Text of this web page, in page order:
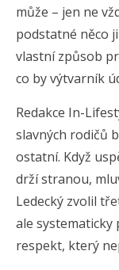
může – jen ne
podstatné něco
vlastní způsob
co by výtvarník
Redakce In-
slavných rodičů
ostatní. Když
drží stranou,
Ledecký zvolil
ale systematicky
respekt, který